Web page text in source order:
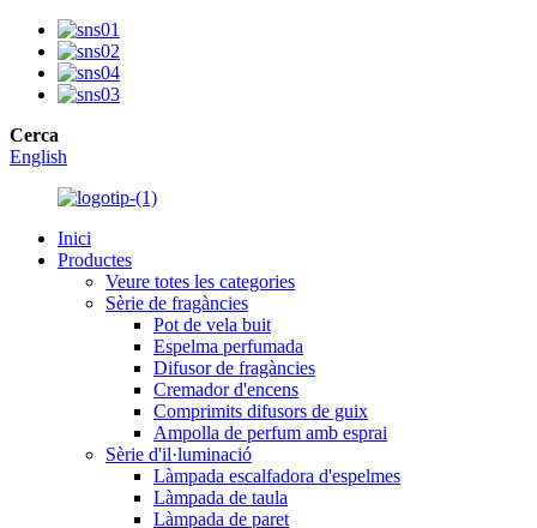
Cerca
English
Inici
Productes
Veure totes les categories
Sèrie de fragàncies
Pot de vela buit
Espelma perfumada
Difusor de fragàncies
Cremador d'encens
Comprimits difusors de guix
Ampolla de perfum amb esprai
Sèrie d'il·luminació
Làmpada escalfadora d'espelmes
Làmpada de taula
Làmpada de paret